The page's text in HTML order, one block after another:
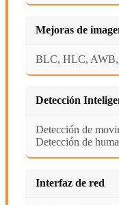
Mejoras de
BLC, HLC, AWB,
Detección
Detección de
Detección de
Interfaz de red